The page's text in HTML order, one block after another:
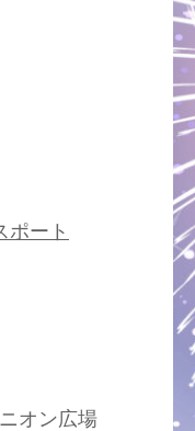
ポート
オン広場